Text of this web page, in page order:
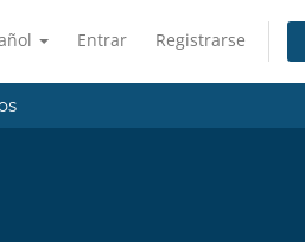
Entrar Registrarse